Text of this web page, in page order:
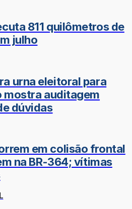
811 quilômetros de
julho
urna eleitoral para
mostra auditagem
dúvidas
em colisão frontal
na BR-364; vítimas